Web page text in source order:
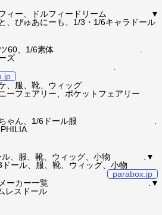
ルフィー、ドルフィードリーム ▼
、ぴゅあにーも、1/3・1/6キャラドール
、オビツ60、1/6素体 .
ズ
ルリケ、服、靴、ウィッグ
ーフェアリー、ポケットフェアリー
もこちゃん、1/6ドール服 .
ール、服、靴、ウィッグ、小物 .▼
ール、服、靴、ウィッグ、小物
parabox.jp
ドール メーカー一覧 .▼
レスドール